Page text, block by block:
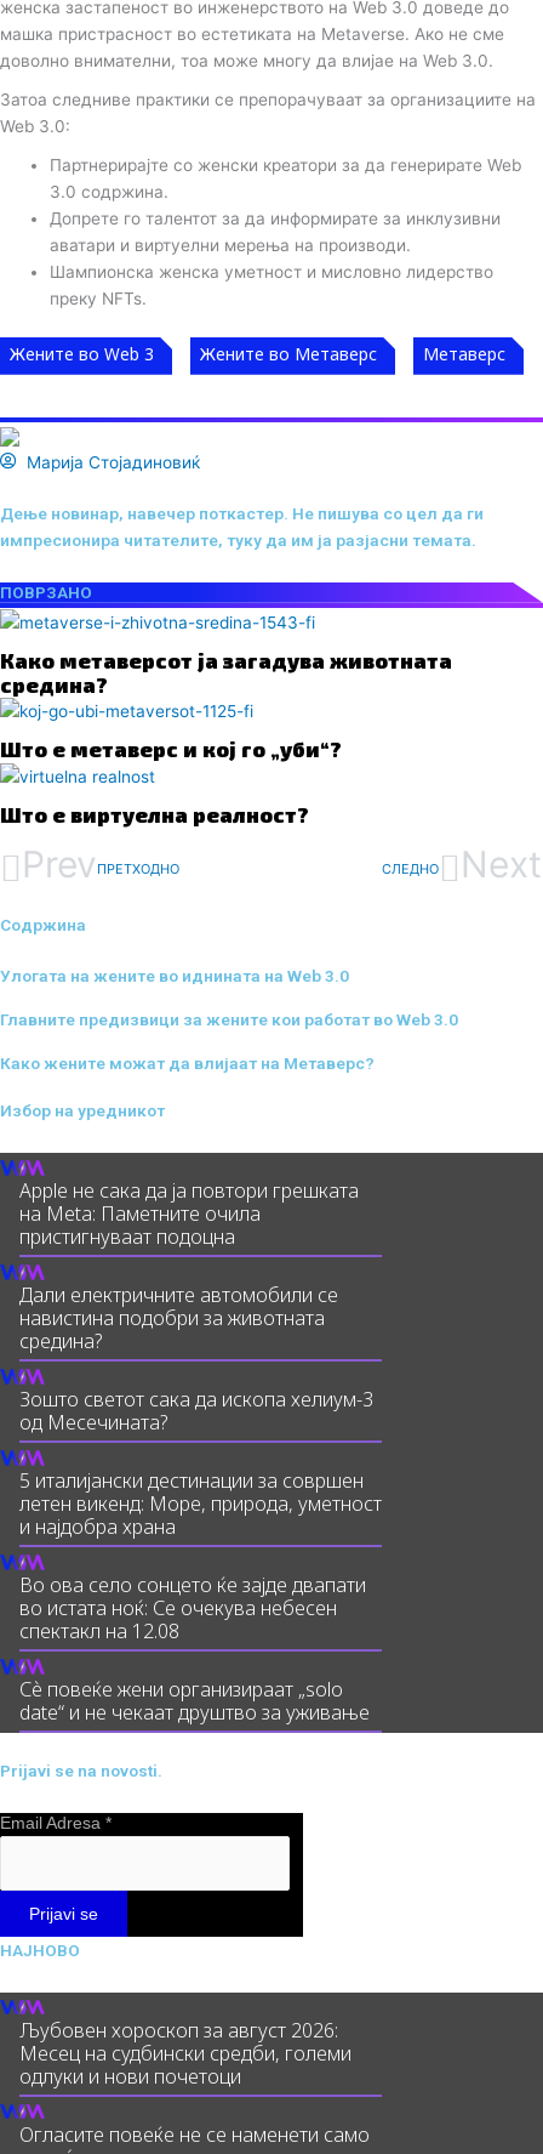
женска застапеност во инженерството на Web 3.0 доведе до
машка пристрасност во естетиката на Metaverse. Ако не сме
доволно внимателни, тоа може многу да влијае на Web 3.0.
Затоа следниве практики се препорачуваат за организациите на
Web 3.0:
Партнерирајте со женски креатори за да генерирате Web
3.0 содржина.
Допрете го талентот за да информирате за инклузивни
аватари и виртуелни мерења на производи.
Шампионска женска уметност и мисловно лидерство
преку NFTs.
Жените во Web 3 Жените во Метаверс Метаверс
Марија Стојадиновиќ
Дење новинар, навечер поткастер. Не пишува со цел да ги
импресионира читателите, туку да им ја разјасни темата.
ПОВРЗАНО
Како метаверсот ја загадува животната
средина?
Што е метаверс и кој го „уби“?
Што е виртуелна реалност?
Prev ПРЕТХОДНО СЛЕДНО Next
Содржина
Улогата на жените во иднината на Web 3.0
Главните предизвици за жените кои работат во Web 3.0
Како жените можат да влијаат на Метаверс?
Избор на уредникот
Apple не сака да ја повтори грешката
на Meta: Паметните очила
пристигнуваат подоцна
Дали електричните автомобили се
навистина подобри за животната
средина?
Зошто светот сака да ископа хелиум-3
од Месечината?
5 италијански дестинации за совршен
летен викенд: Море, природа, уметност
и најдобра храна
Во ова село сонцето ќе зајде двапати
во истата ноќ: Се очекува небесен
спектакл на 12.08
Сè повеќе жени организираат „solo
date“ и не чекаат друштво за уживање
Prijavi se na novosti.
Email Adresa *
НАЈНОВО
Љубовен хороскоп за август 2026:
Месец на судбински средби, големи
одлуки и нови почетоци
Огласите повеќе не се наменети само